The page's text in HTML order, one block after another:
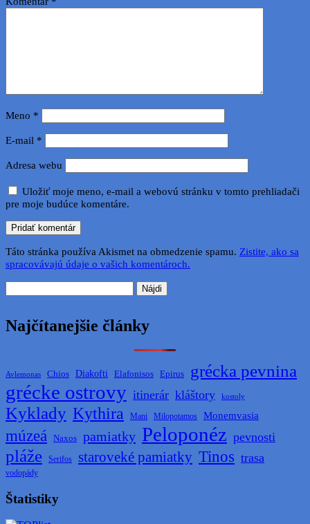
Meno *
E-mail *
Adresa webu
Uložiť moje meno, e-mail a webovú stránku v tomto prehliadači
pre moje budúce komentáre.
Táto stránka používa Akismet na obmedzenie spamu. Zistite, ako sa
spracovávajú údaje o vašich komentároch.
Najčítanejšie články
Avlemonas Chios Diakofti Elafonisos Epirus grécka pevnina
grécke ostrovy itinerár kláštory kostoly
Kyklady Kythira Mani Milopotamos Monemvasia
múzeá Naxos pamiatky Peloponéz pevnosti
pláže Serifos staroveké pamiatky Tinos trasa
vodopády
Štatistiky